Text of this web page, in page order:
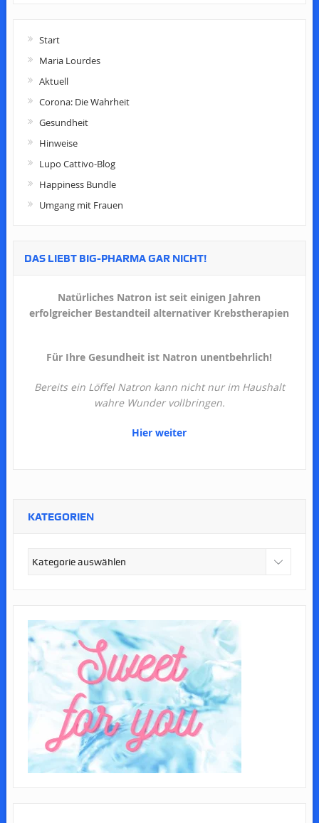
Start
Maria Lourdes
Aktuell
Corona: Die Wahrheit
Gesundheit
Hinweise
Lupo Cattivo-Blog
Happiness Bundle
Umgang mit Frauen
DAS LIEBT BIG-PHARMA GAR NICHT!
Natürliches Natron ist seit einigen Jahren
erfolgreicher Bestandteil alternativer Krebstherapien
Für Ihre Gesundheit ist Natron unentbehrlich!
Bereits ein Löffel Natron kann nicht nur im Haushalt
wahre Wunder vollbringen.
Hier weiter
KATEGORIEN